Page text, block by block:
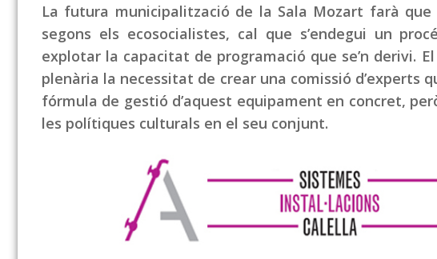
La futura municipalització de la Sala Mozart farà
segons els ecosocialistes, cal que s’endegui un
explotar la capacitat de programació que se’n derivi.
plenària la necessitat de crear una comissió d’experts
fórmula de gestió d’aquest equipament en concret,
les polítiques culturals en el seu conjunt.